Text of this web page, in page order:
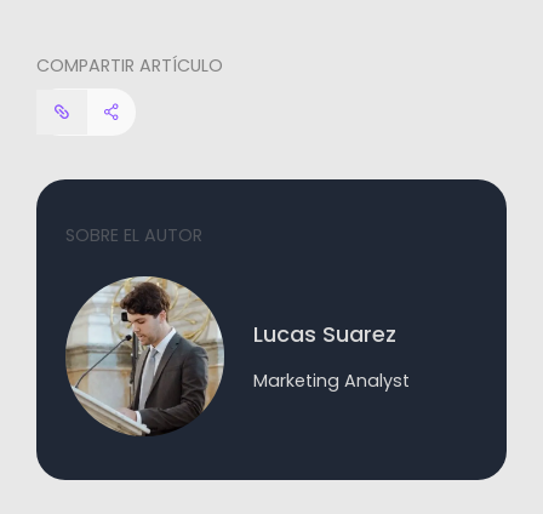
COMPARTIR ARTÍCULO
SOBRE EL AUTOR
Lucas Suarez
Marketing Analyst